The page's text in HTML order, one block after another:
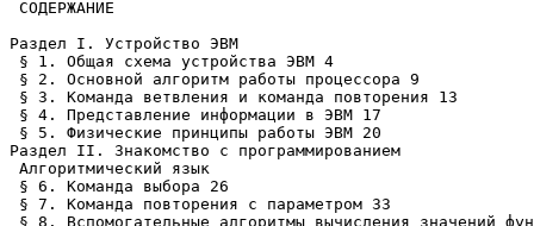
СОДЕРЖАНИЕ
Раздел I. Устройство ЭВМ
§ 1. Общая схема устройства ЭВМ 4
§ 2. Основной алгоритм работы процессора 9
§ 3. Команда ветвления и команда повторения 13
§ 4. Представление информации в ЭВМ 17
§ 5. Физические принципы работы ЭВМ 20
Раздел II. Знакомство с программированием
Алгоритмический язык
§ 6. Команда выбора 26
§ 7. Команда повторения с параметром 33
§ 8. Вспомогательные алгоритмы вычисления значений